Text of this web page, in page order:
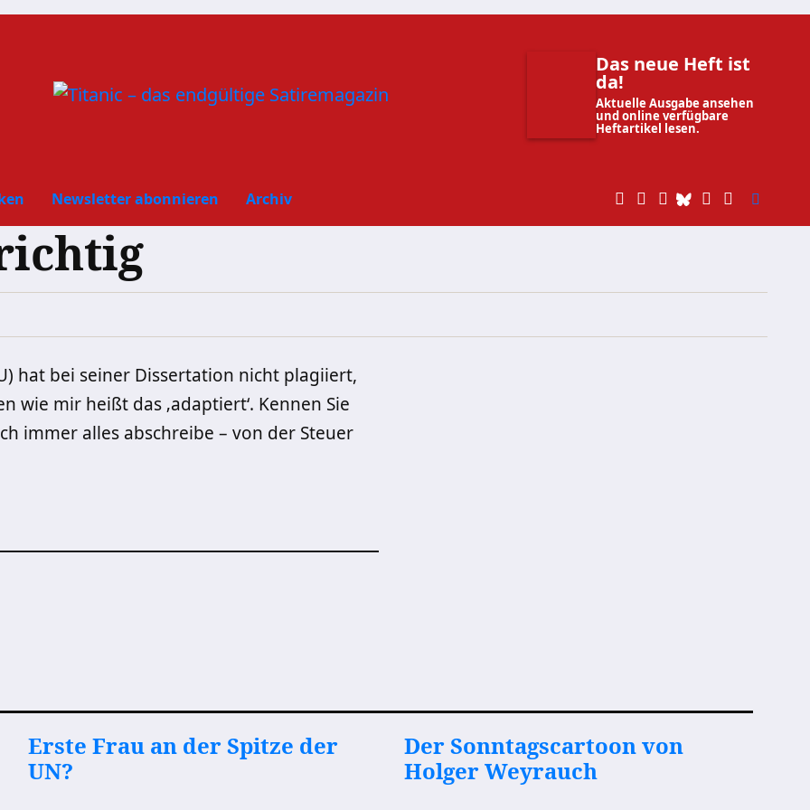
Das neue Heft ist
da!
Aktuelle Ausgabe ansehen
und online verfügbare
Heftartikel lesen.
Newsletter abonnieren Archiv
hat bei seiner Dissertation nicht plagiiert,
mir heißt das ‚adaptiert‘. Kennen Sie
immer alles abschreibe – von der Steuer
Erste Frau an der Spitze der
UN?
Der Sonntagscartoon von
Holger Weyrauch